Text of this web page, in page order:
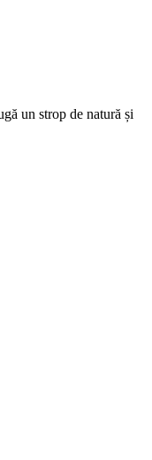
un strop de natură și